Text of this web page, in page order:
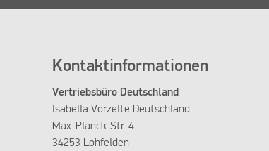
Kontaktinformationen
Vertriebsbüro Deutschland
Isabella Vorzelte Deutschland
Max-Planck-Str. 4
34253 Lohfelden